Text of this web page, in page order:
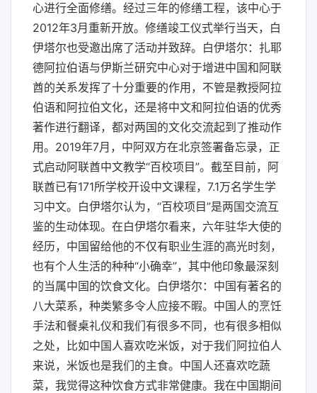
心进行全面修缮。经过三年的修缮工程，该中心于
2012年3月重新开放。修缮竣工仪式举行当天，白
伊塔尔也受邀出席了活动并致辞。白伊塔尔：扎耶
德阿拉伯语与伊斯兰研究中心对于增进中国和阿联
酋的关系发挥了十分重要的作用，不管是教授阿拉
伯语和阿拉伯文化，还是将中文和阿拉伯语的优秀
著作进行翻译，都对两国的文化交流起到了推动作
用。2019年7月，中阿双方在北京签署备忘录，正
式启动阿联酋中文教学“百校项目”。截至目前，阿
联酋已有171所学校开设中文课程，7.1万名学生学
习中文。白伊塔尔认为，“百校项目”是两国交流互
鉴的生动体现。在白伊塔尔看来，六年驻华大使的
经历，中国留给他的不仅有职业生涯的高光时刻，
也有个人生活的种种“小确幸”，其中他印象最深刻
的当属中国的饮食文化。白伊塔尔：中国有著名的
八大菜系，种类繁多令人应接不暇。中国人的烹饪
手法和餐桌礼仪和我们有很多不同，也有很多相似
之处，比如中国人喜欢吃米饭，对于我们阿拉伯人
来说，米饭也是我们的主食。中国人还喜欢吃蔬
菜，我觉得这种饮食方式非常健康。我在中国期间